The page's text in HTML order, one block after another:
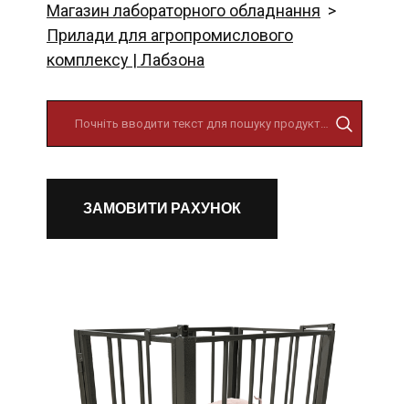
Магазин лабораторного обладнання
Прилади для агропромислового
комплексу | Лабзона
ЗАМОВИТИ РАХУНОК